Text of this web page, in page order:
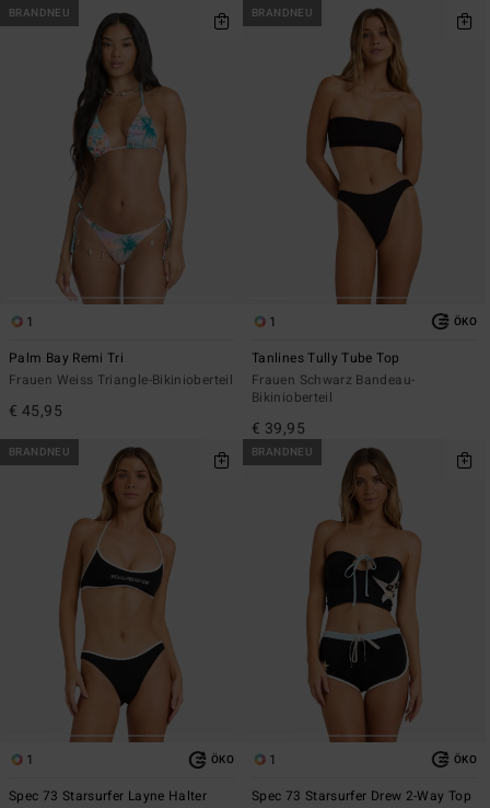
BRANDNEU
1
Palm Bay Remi Tri
Frauen Weiss Triangle-Bikinioberteil
€ 45,95
BRANDNEU
1 ÖKO
Tanlines Tully Tube Top
Frauen Schwarz Bandeau-
Bikinioberteil
€ 39,95
BRANDNEU
1 ÖKO
Spec 73 Starsurfer Layne Halter
BRANDNEU
1 ÖKO
Spec 73 Starsurfer Drew 2-Way Top